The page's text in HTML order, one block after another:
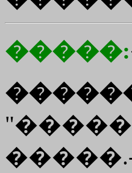
�����: